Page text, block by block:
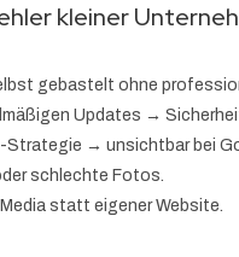
kleiner
gebastelt ohne
Updates →
Strategie → unsichtbar bei
schlechte Fotos.
statt eigener Website.